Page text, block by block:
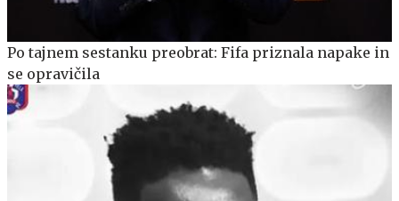
Po tajnem sestanku preobrat: Fifa priznala napake in
se opravičila